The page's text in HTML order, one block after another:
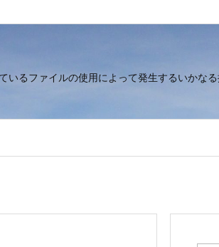
るファイルの使用によって発生するいかな